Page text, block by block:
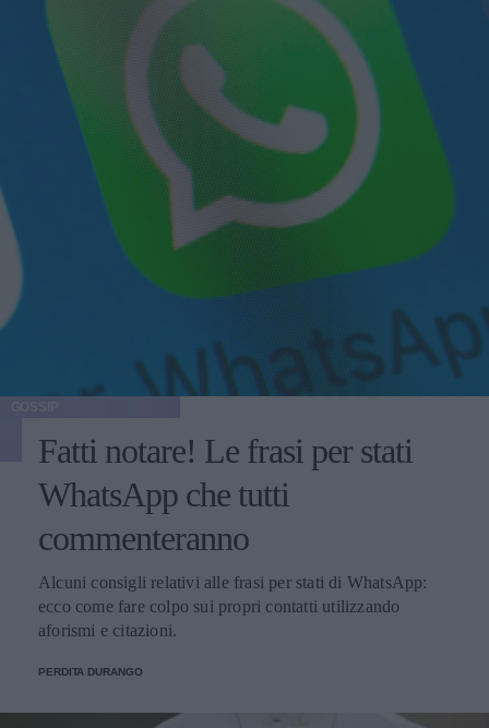
Fatti notare! Le frasi per stati
WhatsApp che tutti
commenteranno
Alcuni consigli relativi alle frasi per stati di WhatsApp:
ecco come fare colpo sui propri contatti utilizzando
aforismi e citazioni.
PERDITA DURANGO